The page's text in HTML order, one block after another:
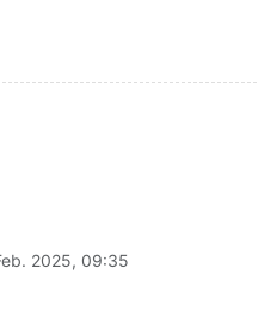
2025, 09:35